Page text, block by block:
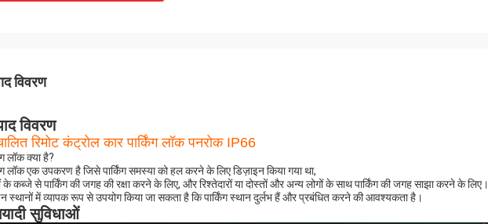
विवरण
विवरण
रिमोट कंट्रोल कार पार्किंग लॉक पनरोक IP66
लॉक क्या है?
लॉक एक उपकरण है जिसे पार्किंग समस्या को हल करने के लिए डिज़ाइन किया गया था,
के कब्जे से पार्किंग की जगह की रक्षा करने के लिए, और रिश्तेदारों या दोस्तों और अन्य लोगों के साथ पार्किंग की जगह साझा करने के लिए।
स्थानों में व्यापक रूप से उपयोग किया जा सकता है कि पार्किंग स्थान दुर्लभ हैं और प्रबंधित करने की आवश्यकता है।
सुविधाओं